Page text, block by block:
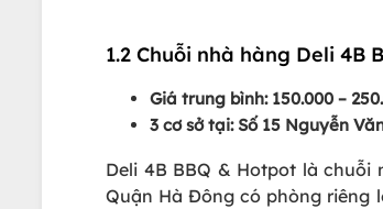
1.2 Chuỗi nhà hàng Deli 4B
Giá trung bình: 150.000 –
3 cơ sở tại: Số 15 Nguyễn
Deli 4B BBQ & Hotpot là chuỗi
Quận Hà Đông có phòng riêng